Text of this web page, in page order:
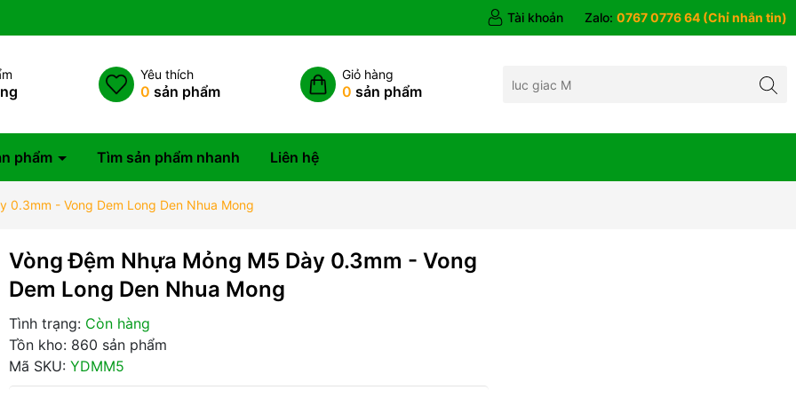
Tài khoản Zalo: 0767 0776 64 (Chỉ nhắn tin)
Yêu thích
0 sản phẩm
Giỏ hàng
0 sản phẩm
phẩm Tìm sản phẩm nhanh Liên hệ
0.3mm - Vong Dem Long Den Nhua Mong
Vòng Đệm Nhựa Mỏng M5 Dày 0.3mm - Vong
Dem Long Den Nhua Mong
Tình trạng: Còn hàng
Tồn kho: 860 sản phẩm
Mã SKU: YDMM5